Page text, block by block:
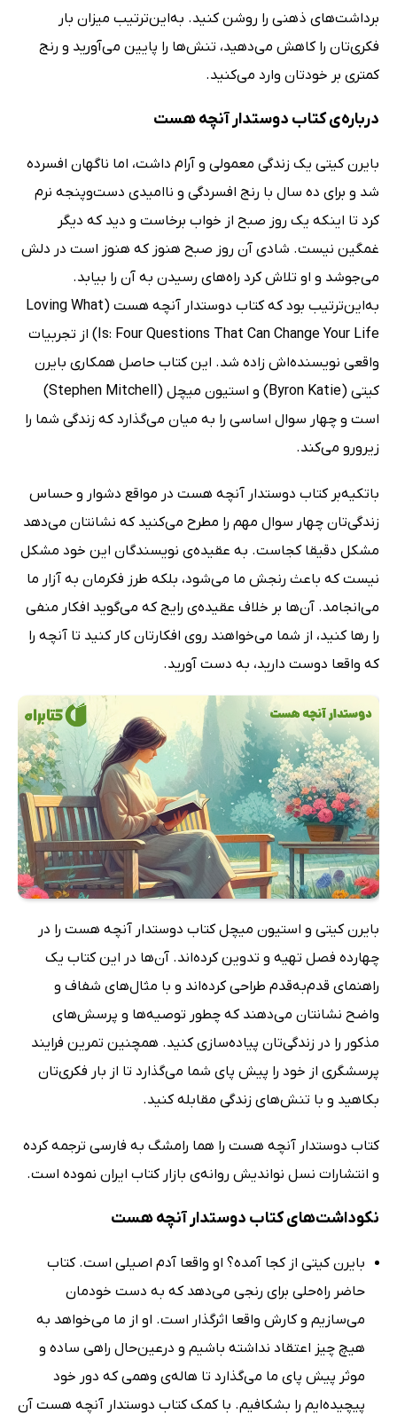
برداشت‌های ذهنی را روشن کنید. به‌این‌ترتیب میزان بار
فکری‌تان را کاهش می‌دهید، تنش‌ها را پایین می‌آورید و رنج
کمتری بر خودتان وارد می‌کنید.
درباره‌ی کتاب دوستدار آنچه هست
بایرن کیتی یک زندگی معمولی و آرام داشت، اما ناگهان افسرده
شد و برای ده سال با رنج افسردگی و ناامیدی دست‌وپنجه نرم
کرد تا اینکه یک روز صبح از خواب برخاست و دید که دیگر
غمگین نیست. شادی آن روز صبح هنوز که هنوز است در دلش
می‌جوشد و او تلاش کرد راه‌های رسیدن به آن را بیابد.
به‌این‌ترتیب بود که کتاب دوستدار آنچه هست (Loving What
Is: Four Questions That Can Change Your Life) از تجربیات
واقعی نویسنده‌اش زاده شد. این کتاب حاصل همکاری بایرن
کیتی (Byron Katie) و استیون میچل (Stephen Mitchell)
است و چهار سوال اساسی را به میان می‌گذارد که زندگی شما را
زیرورو می‌کند.
باتکیه‌بر کتاب دوستدار آنچه هست در مواقع دشوار و حساس
زندگی‌تان چهار سوال مهم را مطرح می‌کنید که نشانتان می‌دهد
مشکل دقیقا کجاست. به عقیده‌ی نویسندگان این خود مشکل
نیست که باعث رنجش ما می‌شود، ‌بلکه طرز فکرمان به آزار ما
می‌انجامد. آن‌ها بر خلاف عقیده‌ی رایج که می‌گوید افکار منفی
را رها کنید، از شما می‌خواهند روی افکارتان کار کنید تا آنچه را
که واقعا دوست دارید، به دست آورید.
بایرن کیتی و استیون میچل کتاب دوستدار آنچه هست را در
چهارده فصل تهیه و تدوین کرده‌اند. آن‌ها در این کتاب یک
راهنمای قدم‌به‌قدم طراحی کرده‌اند و با مثال‌های شفاف و
واضح نشانتان می‌دهند که چطور توصیه‌ها و پرسش‌های
مذکور را در زندگی‌تان پیاده‌سازی کنید. همچنین تمرین فرایند
پرسشگری از خود را پیش پای شما می‌گذارد تا از بار فکری‌تان
بکاهید و با تنش‌های زندگی مقابله کنید.
کتاب دوستدار آنچه هست را هما رامشگ به فارسی ترجمه کرده
و انتشارات نسل نواندیش روانه‌ی بازار کتاب ایران نموده است.
نکوداشت‌های کتاب دوستدار آنچه هست
بایرن کیتی از کجا آمده؟ او واقعا آدم اصیلی است. کتاب
حاضر راه‌حلی برای رنجی می‌دهد که به دست خودمان
می‌سازیم و کارش واقعا اثرگذار است. او از ما می‌خواهد به
هیچ چیز اعتقاد نداشته باشیم و درعین‌حال راهی ساده و
موثر پیش پای ما می‌گذارد تا هاله‌ی وهمی که دور خود
پیچیده‌ایم را بشکافیم. با کمک کتاب دوستدار آنچه هست آن